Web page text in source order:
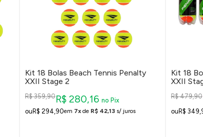
Kit 18 Bolas Beach Tennis Penalty
XXII Stage 2
R$ 359,90R$ 280,16 no Pix
R$ 294,90em 7xde R$ 42,13s/ juros
Kit 18
XXII
R$ 479,90
R$